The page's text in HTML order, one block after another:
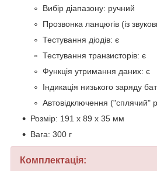
Вибір діапазону: ручний
Прозвонка ланцюгів (із
Тестування діодів: є
Тестування транзисторів: є
Функція утримання даних: є
Індикація низького заряду
Автовідключення ("сплячий"
Розмір: 191 x 89 x 35 мм
Вага: 300 г
Комплектація: